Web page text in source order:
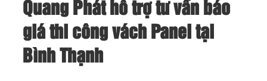
Quang Phát hỗ trợ tư vấn báo
giá thi công vách Panel tại
Bình Thạnh